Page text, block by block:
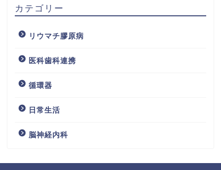
カテゴリー
リウマチ膠原病
医科歯科連携
循環器
日常生活
脳神経内科